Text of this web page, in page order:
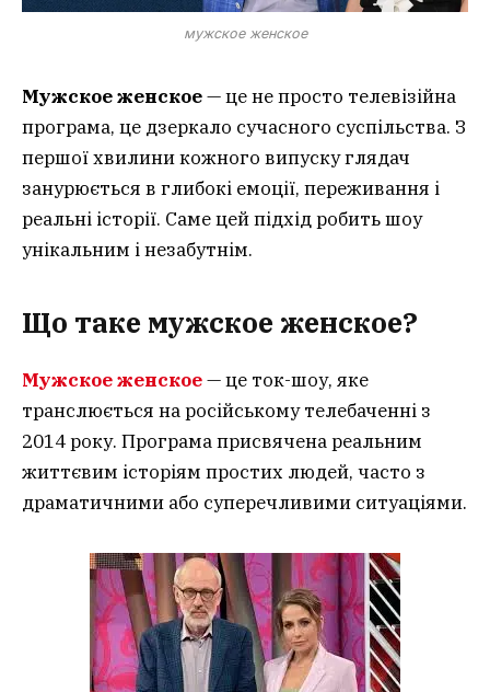
мужское женское
Мужское женское— це не просто телевізійна
програма, це дзеркало сучасного суспільства. З
першої хвилини кожного випуску глядач
занурюється в глибокі емоції, переживання і
реальні історії. Саме цей підхід робить шоу
унікальним і незабутнім.
Що таке мужское женское?
Мужское женское— це ток-шоу, яке
транслюється на російському телебаченні з
2014 року. Програма присвячена реальним
життєвим історіям простих людей, часто з
драматичними або суперечливими ситуаціями.